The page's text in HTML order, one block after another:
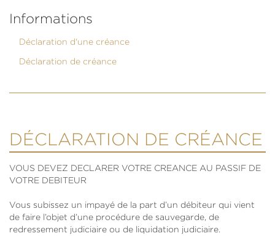
Informations
Déclaration d'une créance
Déclaration de créance
DÉCLARATION DE CRÉANCE
VOUS DEVEZ DECLARER VOTRE CREANCE AU PASSIF DE
VOTRE DEBITEUR
Vous subissez un impayé de la part d’un débiteur qui vient
de faire l’objet d’une procédure de sauvegarde, de
redressement judiciaire ou de liquidation judiciaire.